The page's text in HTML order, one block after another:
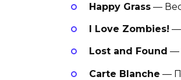
Happy Grass—
I Love Zombies! —
Lost and Found —
Carte Blanche —